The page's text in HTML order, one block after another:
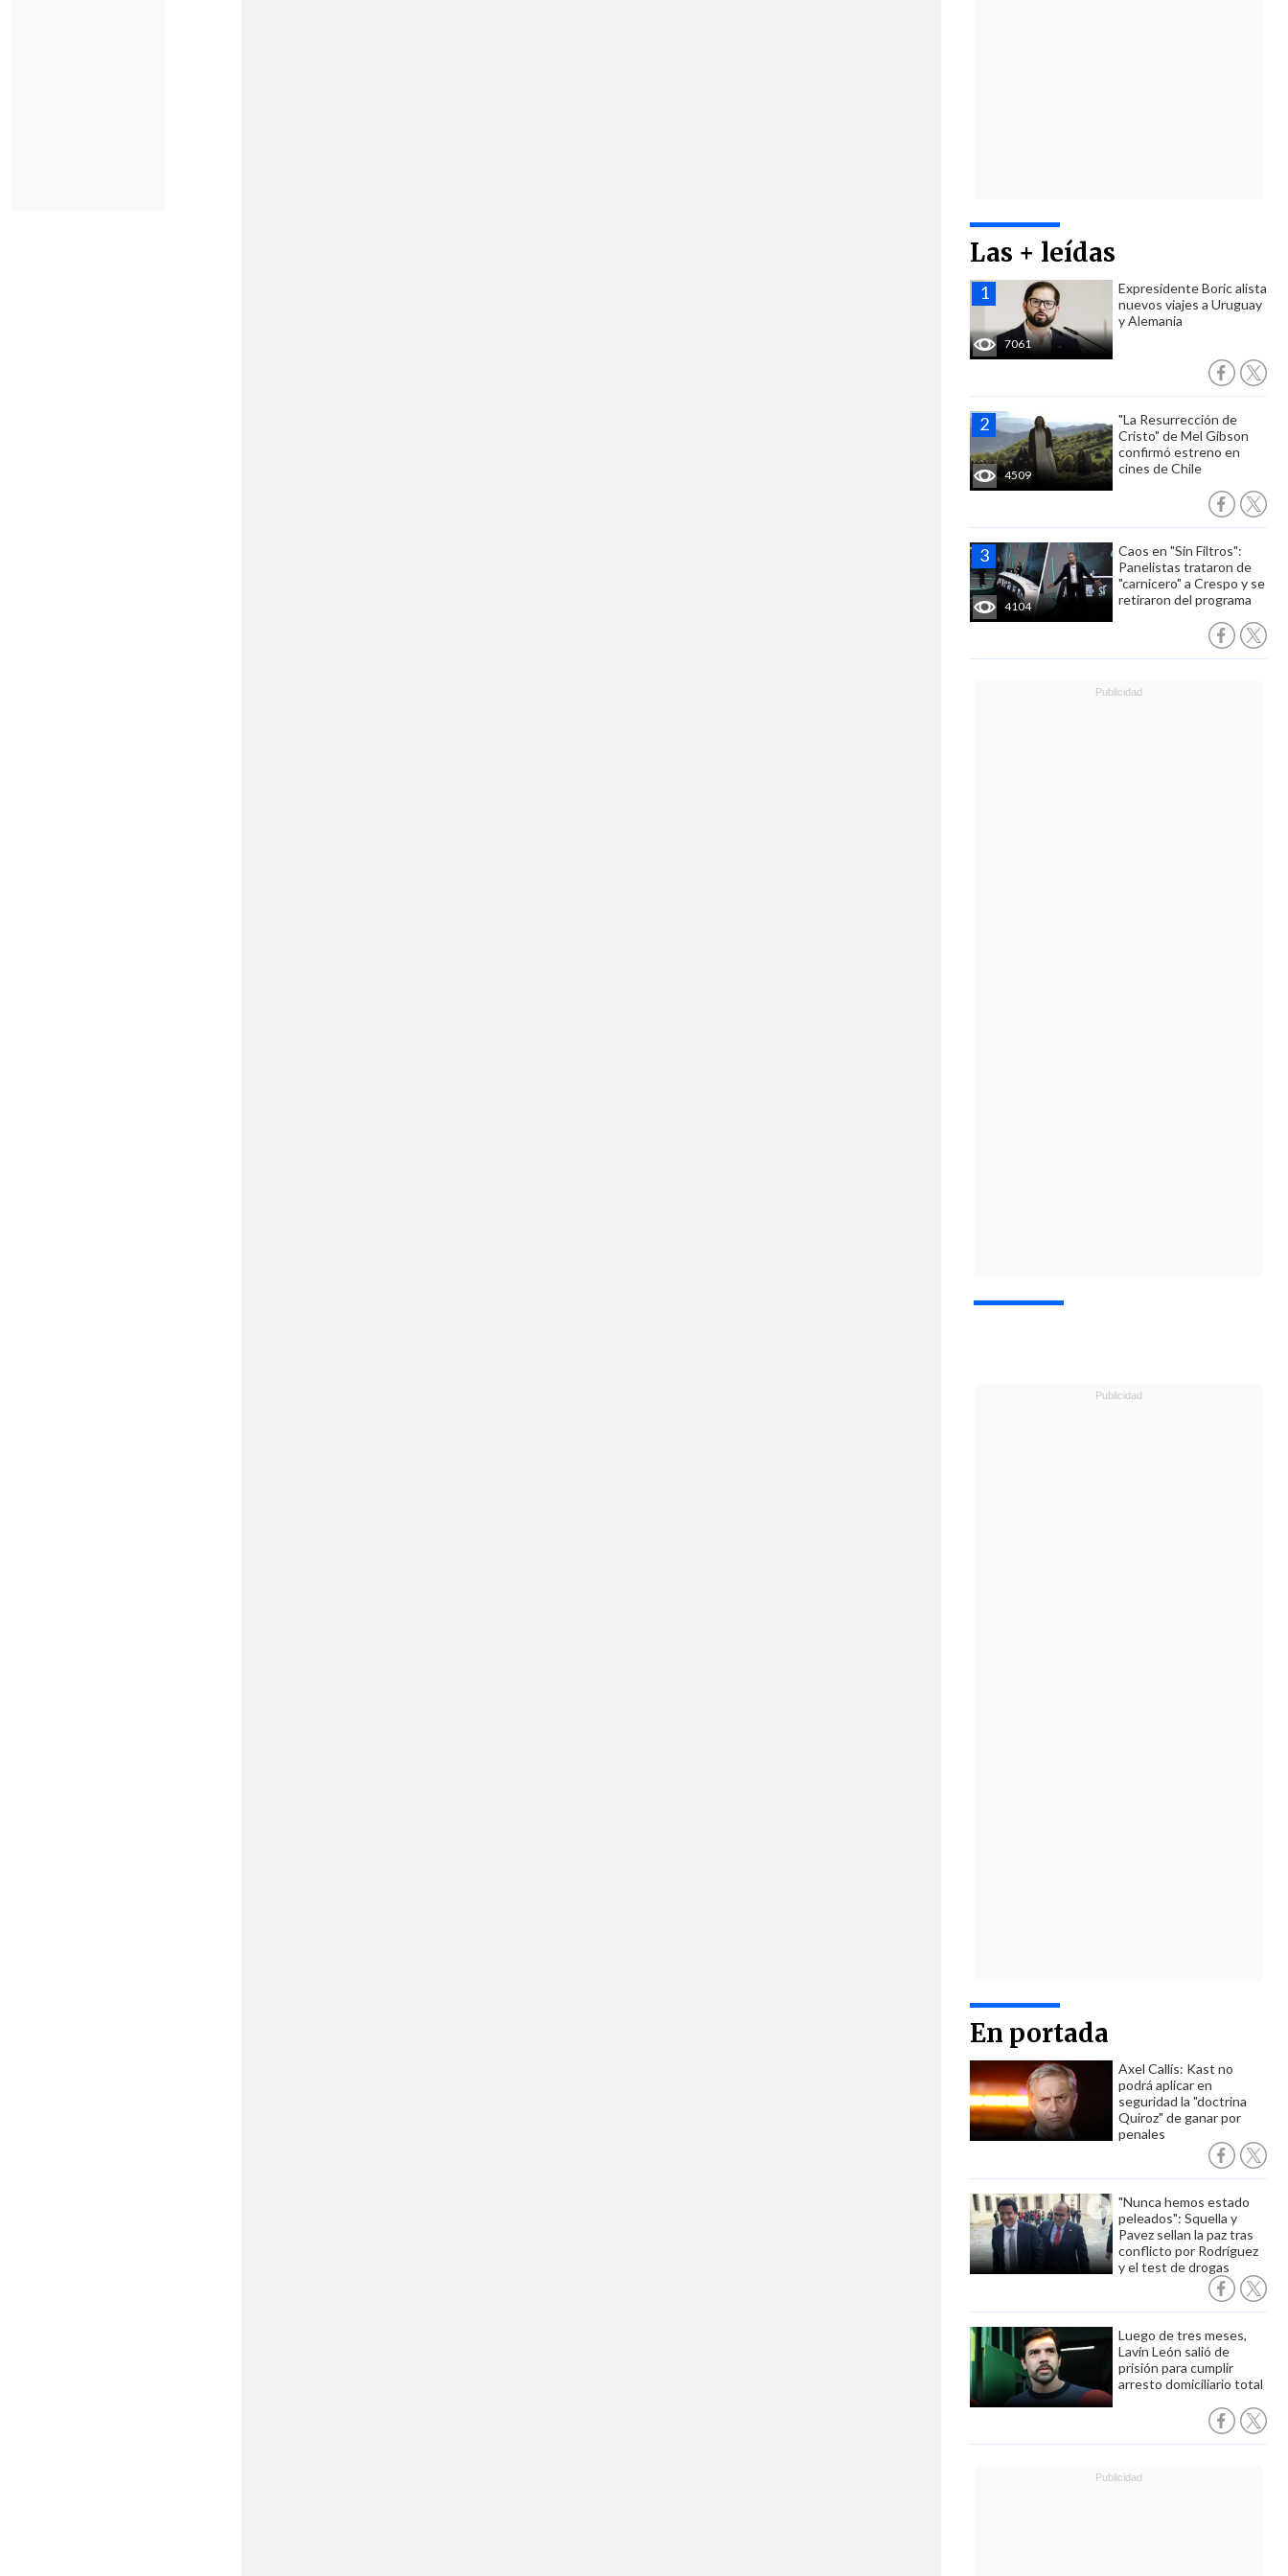
Las + leídas
7061
Expresidente Boric alista
nuevos viajes a Uruguay
y Alemania
4509
"La Resurrección de
Cristo" de Mel Gibson
confirmó estreno en
cines de Chile
4104
Caos en "Sin Filtros":
Panelistas trataron de
"carnicero" a Crespo y se
retiraron del programa
En portada
Axel Callís: Kast no
podrá aplicar en
seguridad la "doctrina
Quiroz" de ganar por
penales
"Nunca hemos estado
peleados": Squella y
Pavez sellan la paz tras
conflicto por Rodríguez
y el test de drogas
Luego de tres meses,
Lavín León salió de
prisión para cumplir
arresto domiciliario total